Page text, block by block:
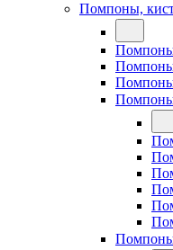
Помпоны,
Помпоны
Помпоны